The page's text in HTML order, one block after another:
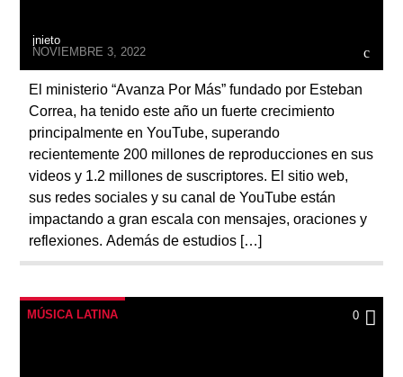
jnieto
NOVIEMBRE 3, 2022
El ministerio “Avanza Por Más” fundado por Esteban
Correa, ha tenido este año un fuerte crecimiento
principalmente en YouTube, superando
recientemente 200 millones de reproducciones en sus
videos y 1.2 millones de suscriptores. El sitio web,
sus redes sociales y su canal de YouTube están
impactando a gran escala con mensajes, oraciones y
reflexiones. Además de estudios […]
MÚSICA LATINA 0